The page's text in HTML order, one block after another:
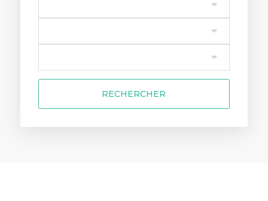
RECHERCHER